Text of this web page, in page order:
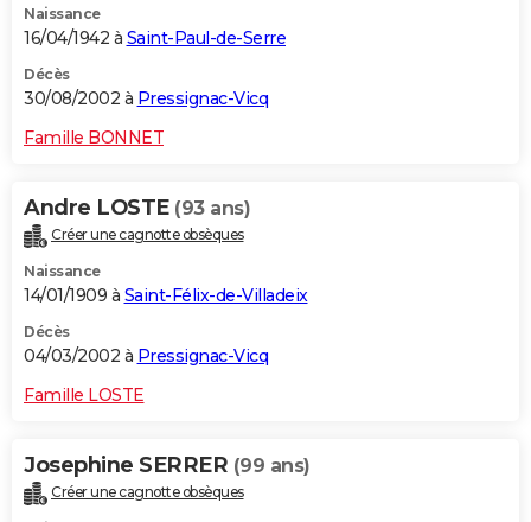
Naissance
16/04/1942 à Saint-Paul-de-Serre
Décès
30/08/2002 à Pressignac-Vicq
Famille BONNET
Andre LOSTE (93 ans)
Créer une cagnotte obsèques
Naissance
14/01/1909 à Saint-Félix-de-Villadeix
Décès
04/03/2002 à Pressignac-Vicq
Famille LOSTE
Josephine SERRER (99 ans)
Créer une cagnotte obsèques